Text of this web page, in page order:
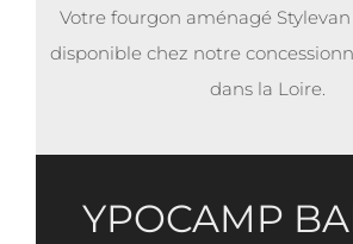
Votre fourgon aménagé Stylevan
disponible chez notre
dans la Loire.
YPOCAMP